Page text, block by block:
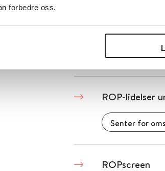
forbedre oss.
Detaljer
ROP-lidelser
Senter for
ROPscreen